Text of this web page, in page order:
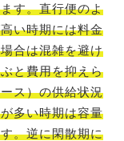
す。直行便のよ
い時期には料金
合は混雑を避け
と費用を抑えら
ス）の供給状況
多い時期は容量
。逆に閑散期に